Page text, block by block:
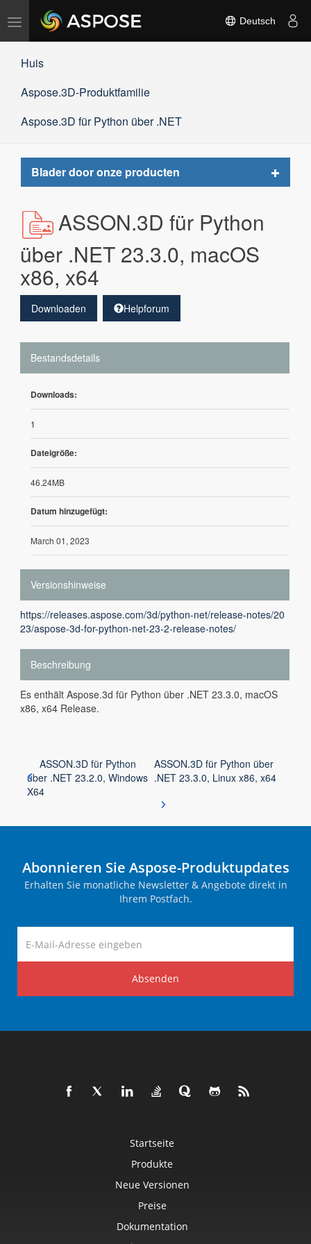
Navigation
umschalten
Deutsch
Huis
Aspose.3D-Produktfamilie
Aspose.3D für Python über .NET
Blader door onze producten
Toggle
ASSON.3D für Python
über .NET 23.3.0, macOS
x86, x64
Downloaden Helpforum
Bestandsdetails
Downloads:
1
Dateigröße:
46.24MB
Datum hinzugefügt:
March 01, 2023
Versionshinweise
https://releases.aspose.com/3d/python-net/release-notes/20
23/aspose-3d-for-python-net-23-2-release-notes/
Beschreibung
Es enthält Aspose.3d für Python über .NET 23.3.0, macOS
x86, x64 Release.
ASSON.3D für Python
über .NET 23.2.0, Windows
X64
ASSON.3D für Python über
.NET 23.3.0, Linux x86, x64
Abonnieren Sie Aspose-Produktupdates
Erhalten Sie monatliche Newsletter & Angebote direkt in
Ihrem Postfach.
Absenden
Startseite
Produkte
Neue Versionen
Preise
Dokumentation